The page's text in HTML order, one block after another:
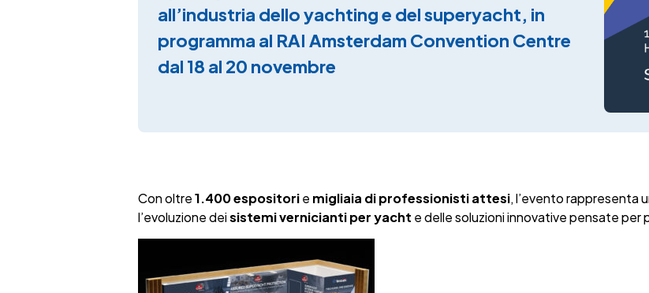
all’industria dello yachting e del superyacht, in
programma al RAI Amsterdam Convention Centre
dal 18 al 20 novembre
Con oltre1.400 espositorie migliaia di professionisti attesi, l’evento rappresenta
l’evoluzione deisistemi vernicianti per yacht e delle soluzioni innovative pensate